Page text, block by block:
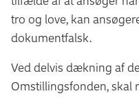
tro og love, kan
dokumentfalsk.
Ved delvis dækning af
Omstillingsfonden, skal